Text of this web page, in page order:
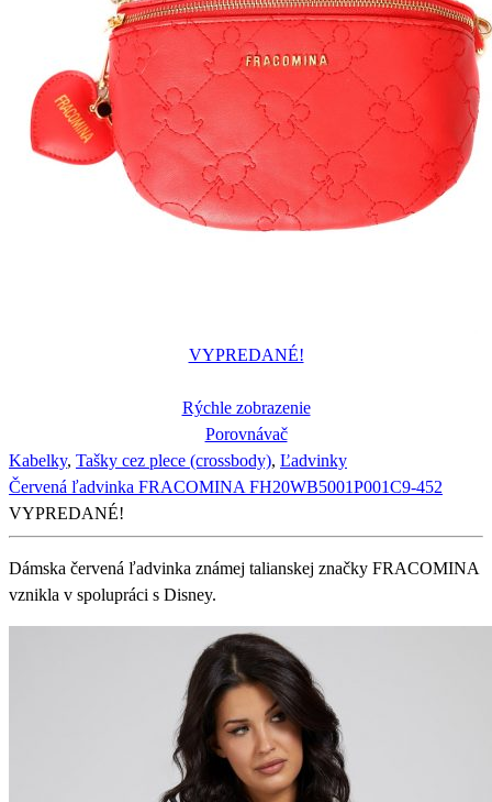
VYPREDANÉ!
Rýchle zobrazenie
Porovnávač
Kabelky, Tašky cez plece (crossbody), Ľadvinky
Červená ľadvinka FRACOMINA FH20WB5001P001C9-452
VYPREDANÉ!
Dámska červená ľadvinka známej talianskej značky FRACOMINA
vznikla v spolupráci s Disney.